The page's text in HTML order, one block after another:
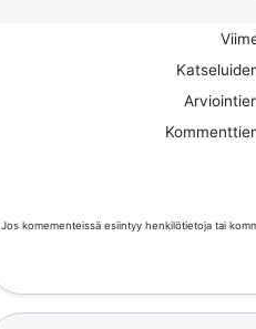
Jos komementeissä esiintyy henkilötietoja tai